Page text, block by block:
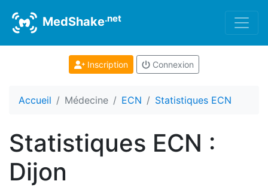
MedShake.net
Inscription Connexion
Accueil Médecine ECN Statistiques ECN
Statistiques ECN :
Dijon